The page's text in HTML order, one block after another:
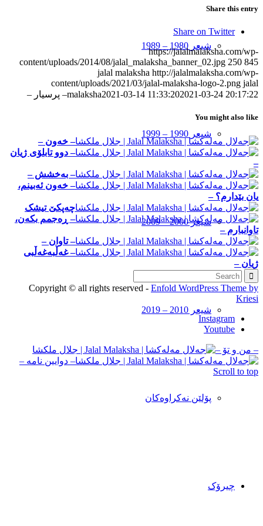
شیعر 1980 – 1989
شیعر 1990 – 1999
شیعر 2000 – 2009
شیعر 2010 – 2019
پۆلێن نەکراوەکان
چیرۆک
Share this entry
Share on Twitter
https://jalalmalaksha.com/wp-
content/uploads/2014/08/jalal_malaksha_banner_02.jpg 250 845
jalal malaksha http://jalalmalaksha.com/wp-
content/uploads/2021/03/jalal-malaksha-logo-2.png jalal
malaksha2021-03-14 11:33:202021-03-24 20:17:22 – پرسیار –
You might also like
– خه‌ون –
– دوو تابلۆی ژیان
–
– به‌خشش –
– خه‌ون ئه‌بینم،
یان بێدارم؟ –
چەپکێ تیشک
– ڕەجمم بکه‌ن،
تاوانبارم –
– تاوان –
– غه‌ڵبه‌غه‌ڵبی
ژیان –
Copyright © all rights reserved - Enfold WordPress Theme by
Kriesi
Instagram
Youtube
– من و تۆ –
– دوایین نامه –
Scroll to top